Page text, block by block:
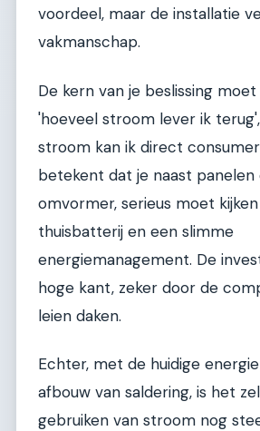
voordeel, maar de installatie
vakmanschap.
De kern van je beslissing
'hoeveel stroom lever ik
stroom kan ik direct
betekent dat je naast panelen
omvormer, serieus moet
thuisbatterij en een slimme
energiemanagement. De
hoge kant, zeker door de
leien daken.
Echter, met de huidige
afbouw van saldering, is het
gebruiken van stroom nog